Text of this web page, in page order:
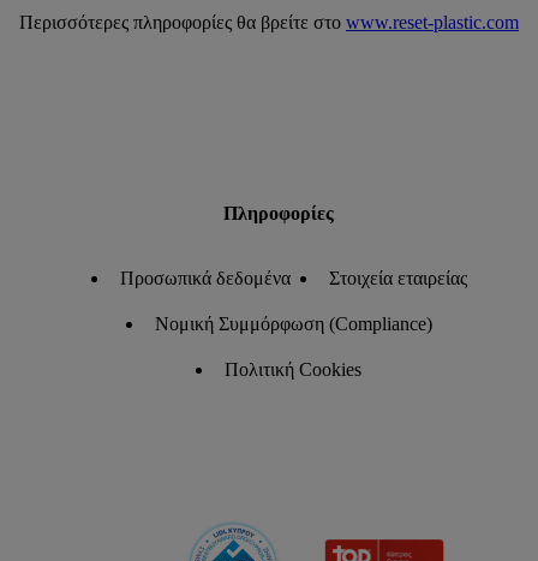
Περισσότερες πληροφορίες θα βρείτε στο www.reset-plastic.com
Πληροφορίες
Προσωπικά δεδομένα Στοιχεία εταιρείας
Νομική Συμμόρφωση (Compliance)
Πολιτική Cookies